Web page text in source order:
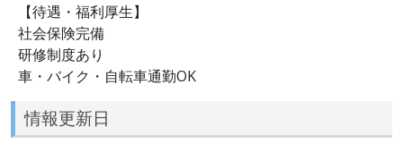
【待遇・福利厚生】
社会保険完備
研修制度あり
車・バイク・自転車通勤OK
情報更新日